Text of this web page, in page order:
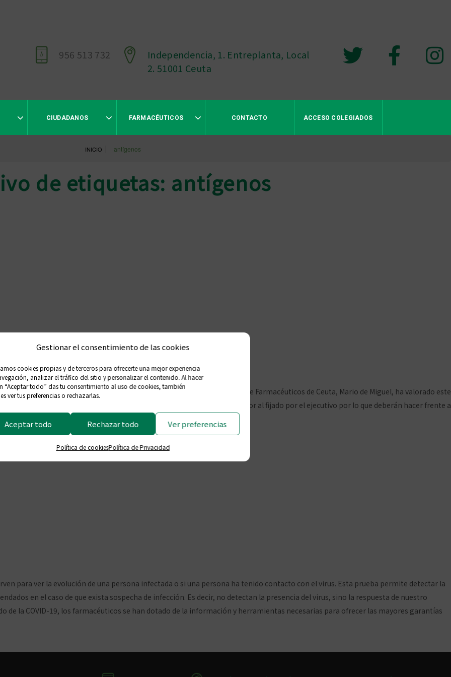
Gestionar el consentimiento de las cookies
cookies propias y de terceros para ofrecerte una mejor experiencia
analizar el tráfico del sitio y personalizar el contenido. Al hacer
“Aceptar todo” das tu consentimiento al uso de cookies, también
ver tus preferencias o rechazarlas.
Aceptar todo Rechazar todo Ver preferencias
Política de cookiesPolítica de Privacidad
956 513 732
Independencia, 1. Entreplanta, Local
2. 51001 Ceuta
CIUDADANOS FARMACÉUTICOS CONTACTO ACCESO COLEGIADOS
INICIO antígenos
de etiquetas: antígenos
precios de mercado»
de los test de antígenos en 2´,94 euros. El presidente del Colegio de Farmacéuticos de Ceuta, Mario de Miguel, ha valorado este
que el sector ya había adquirido estos productos a un precio superior al fijado por el ejecutivo por lo que deberán hacer frente a
para ver la evolución de una persona infectada o si una persona ha tenido contacto con el virus. Esta prueba permite detectar la
en el caso de que exista sospecha de infección. Es decir, no detectan la presencia del virus, sino la respuesta de nuestro
la COVID-19, los farmacéuticos se han dotado de la información y herramientas necesarias para ofrecer las mayores garantías